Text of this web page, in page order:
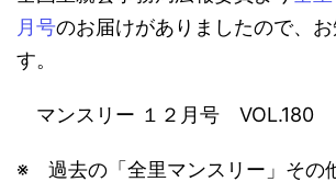
月号のお届けがありましたので、
す。
マンスリー １２月号 VOL.180
※ 過去の「全里マンスリー」その